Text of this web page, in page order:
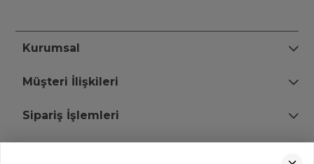
Kurumsal
Müşteri İlişkileri
Sipariş İşlemleri